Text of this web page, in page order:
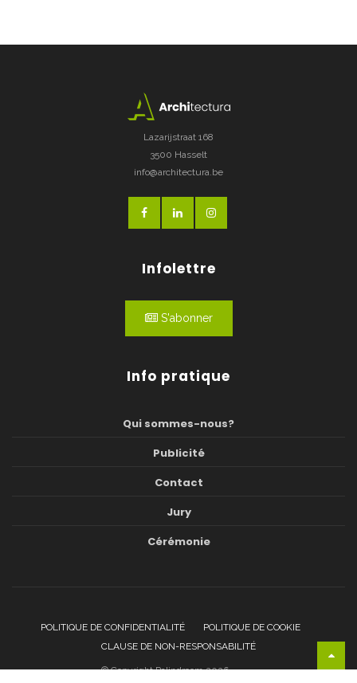
Lazarijstraat 168
3500 Hasselt
info@architectura.be
Infolettre
S'abonner
Info pratique
Qui sommes-nous?
Publicité
Contact
Jury
Cérémonie
POLITIQUE DE CONFIDENTIALITÉ
POLITIQUE DE COOKIE
CLAUSE DE NON-RESPONSABILITÉ
© Copyright Palindroom 2026